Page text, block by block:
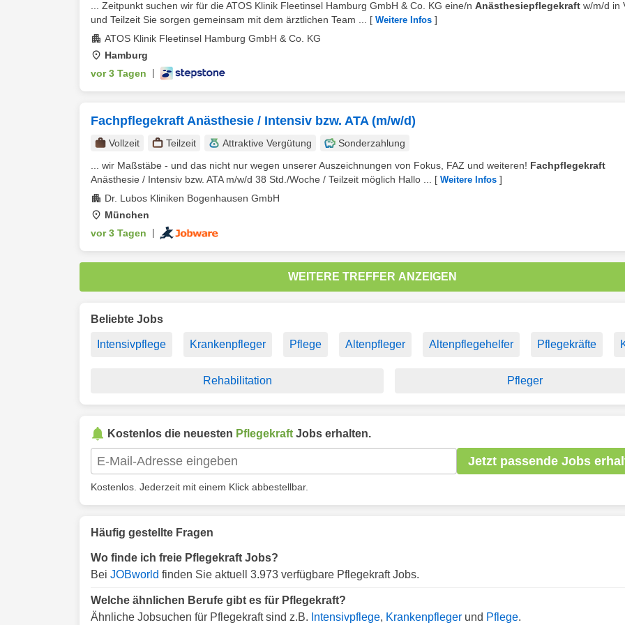
... Zeitpunkt suchen wir für die ATOS Klinik Fleetinsel Hamburg GmbH & Co. KG eine/n Anästhesiepflegekraft w/m/d in
und Teilzeit Sie sorgen gemeinsam mit dem ärztlichen Team ...
[ Weitere Infos ]
ATOS Klinik Fleetinsel Hamburg GmbH & Co. KG
Hamburg
vor 3 Tagen
Fachpflegekraft Anästhesie / Intensiv bzw. ATA (m/w/d)
Vollzeit Teilzeit Attraktive Vergütung
Sonderzahlung
... wir Maßstäbe - und das nicht nur wegen unserer Auszeichnungen von Fokus, FAZ und weiteren! Fachpflegekraft
Anästhesie / Intensiv bzw. ATA m/w/d 38 Std./Woche / Teilzeit möglich Hallo ...
[ Weitere Infos ]
Dr. Lubos Kliniken Bogenhausen GmbH
München
vor 3 Tagen
WEITERE TREFFER ANZEIGEN
Beliebte Jobs
Intensivpflege Krankenpfleger Pflege Altenpfleger Altenpflegehelfer Pflegekräfte
Rehabilitation Pfleger
Kostenlos die neuesten Pflegekraft Jobs erhalten.
Jetzt passende Jobs
Kostenlos. Jederzeit mit einem Klick abbestellbar.
Häufig gestellte Fragen
Wo finde ich freie Pflegekraft Jobs?
Bei JOBworld finden Sie aktuell 3.973 verfügbare Pflegekraft Jobs.
Welche ähnlichen Berufe gibt es für Pflegekraft?
Ähnliche Jobsuchen für Pflegekraft sind z.B. Intensivpflege, Krankenpfleger und Pflege.